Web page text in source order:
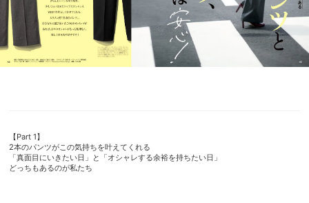
【Part 1】
2本のパンツがこの気持ちを叶えてくれる
「真面目にいきたい日」と「オシャレする余裕を持ちたい日」
どっちもあるのが私たち